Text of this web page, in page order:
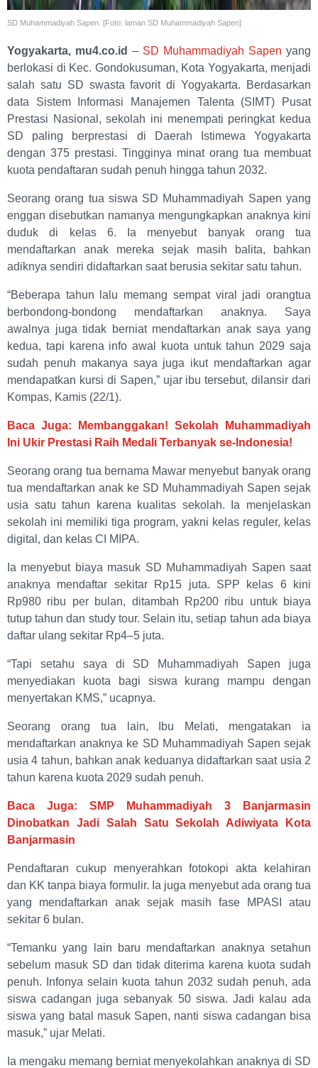
SD Muhammadiyah Sapen. [Foto: laman SD Muhammadiyah Sapen]
Yogyakarta, mu4.co.id – SD Muhammadiyah Sapen yang
berlokasi di Kec. Gondokusuman, Kota Yogyakarta, menjadi
salah satu SD swasta favorit di Yogyakarta. Berdasarkan
data Sistem Informasi Manajemen Talenta (SIMT) Pusat
Prestasi Nasional, sekolah ini menempati peringkat kedua
SD paling berprestasi di Daerah Istimewa Yogyakarta
dengan 375 prestasi. Tingginya minat orang tua membuat
kuota pendaftaran sudah penuh hingga tahun 2032.
Seorang orang tua siswa SD Muhammadiyah Sapen yang
enggan disebutkan namanya mengungkapkan anaknya kini
duduk di kelas 6. Ia menyebut banyak orang tua
mendaftarkan anak mereka sejak masih balita, bahkan
adiknya sendiri didaftarkan saat berusia sekitar satu tahun.
“Beberapa tahun lalu memang sempat viral jadi orangtua
berbondong-bondong mendaftarkan anaknya. Saya
awalnya juga tidak berniat mendaftarkan anak saya yang
kedua, tapi karena info awal kuota untuk tahun 2029 saja
sudah penuh makanya saya juga ikut mendaftarkan agar
mendapatkan kursi di Sapen,” ujar ibu tersebut, dilansir dari
Kompas, Kamis (22/1).
Baca Juga: Membanggakan! Sekolah Muhammadiyah
Ini Ukir Prestasi Raih Medali Terbanyak se-Indonesia!
Seorang orang tua bernama Mawar menyebut banyak orang
tua mendaftarkan anak ke SD Muhammadiyah Sapen sejak
usia satu tahun karena kualitas sekolah. Ia menjelaskan
sekolah ini memiliki tiga program, yakni kelas reguler, kelas
digital, dan kelas CI MIPA.
Ia menyebut biaya masuk SD Muhammadiyah Sapen saat
anaknya mendaftar sekitar Rp15 juta. SPP kelas 6 kini
Rp980 ribu per bulan, ditambah Rp200 ribu untuk biaya
tutup tahun dan study tour. Selain itu, setiap tahun ada biaya
daftar ulang sekitar Rp4–5 juta.
“Tapi setahu saya di SD Muhammadiyah Sapen juga
menyediakan kuota bagi siswa kurang mampu dengan
menyertakan KMS,” ucapnya.
Seorang orang tua lain, Ibu Melati, mengatakan ia
mendaftarkan anaknya ke SD Muhammadiyah Sapen sejak
usia 4 tahun, bahkan anak keduanya didaftarkan saat usia 2
tahun karena kuota 2029 sudah penuh.
Baca Juga: SMP Muhammadiyah 3 Banjarmasin
Dinobatkan Jadi Salah Satu Sekolah Adiwiyata Kota
Banjarmasin
Pendaftaran cukup menyerahkan fotokopi akta kelahiran
dan KK tanpa biaya formulir. Ia juga menyebut ada orang tua
yang mendaftarkan anak sejak masih fase MPASI atau
sekitar 6 bulan.
“Temanku yang lain baru mendaftarkan anaknya setahun
sebelum masuk SD dan tidak diterima karena kuota sudah
penuh. Infonya selain kuota tahun 2032 sudah penuh, ada
siswa cadangan juga sebanyak 50 siswa. Jadi kalau ada
siswa yang batal masuk Sapen, nanti siswa cadangan bisa
masuk,” ujar Melati.
Ia mengaku memang berniat menyekolahkan anaknya di SD